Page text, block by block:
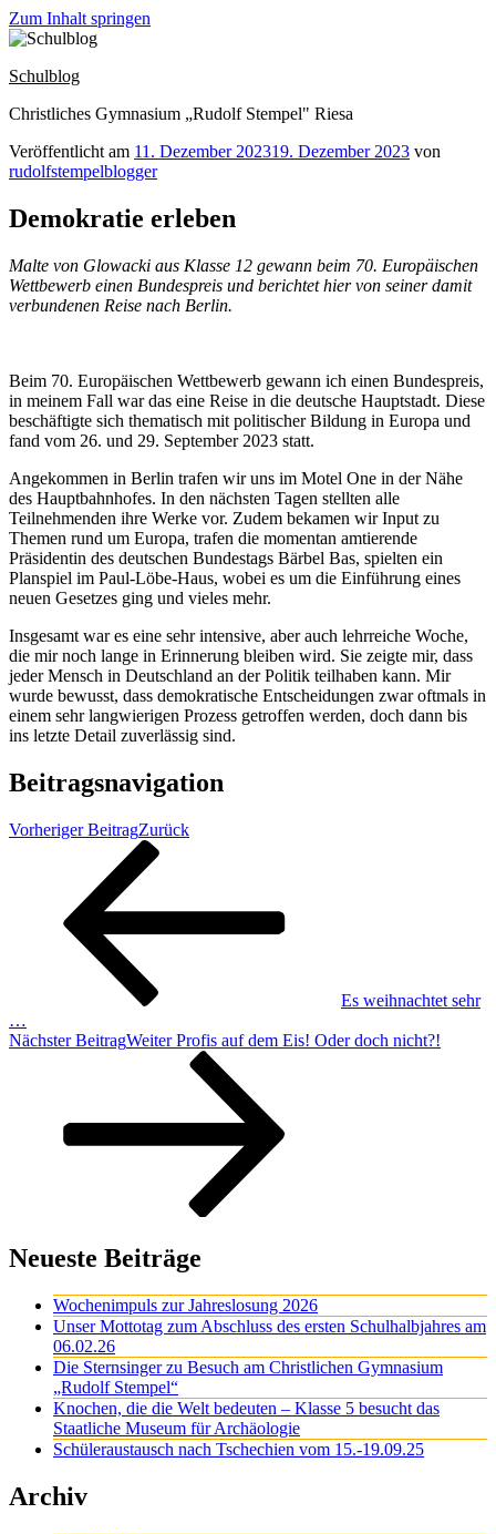
Zum Inhalt springen
Schulblog
Christliches Gymnasium „Rudolf Stempel" Riesa
Veröffentlicht am 11. Dezember 202319. Dezember 2023 von
rudolfstempelblogger
Demokratie erleben
Malte von Glowacki aus Klasse 12 gewann beim 70. Europäischen
Wettbewerb einen Bundespreis und berichtet hier von seiner damit
verbundenen Reise nach Berlin.
Beim 70. Europäischen Wettbewerb gewann ich einen Bundespreis,
in meinem Fall war das eine Reise in die deutsche Hauptstadt. Diese
beschäftigte sich thematisch mit politischer Bildung in Europa und
fand vom 26. und 29. September 2023 statt.
Angekommen in Berlin trafen wir uns im Motel One in der Nähe
des Hauptbahnhofes. In den nächsten Tagen stellten alle
Teilnehmenden ihre Werke vor. Zudem bekamen wir Input zu
Themen rund um Europa, trafen die momentan amtierende
Präsidentin des deutschen Bundestags Bärbel Bas, spielten ein
Planspiel im Paul-Löbe-Haus, wobei es um die Einführung eines
neuen Gesetzes ging und vieles mehr.
Insgesamt war es eine sehr intensive, aber auch lehrreiche Woche,
die mir noch lange in Erinnerung bleiben wird. Sie zeigte mir, dass
jeder Mensch in Deutschland an der Politik teilhaben kann. Mir
wurde bewusst, dass demokratische Entscheidungen zwar oftmals in
einem sehr langwierigen Prozess getroffen werden, doch dann bis
ins letzte Detail zuverlässig sind.
Beitragsnavigation
Vorheriger BeitragZurück
Es weihnachtet sehr
…
Nächster BeitragWeiter Profis auf dem Eis! Oder doch nicht?!
Neueste Beiträge
Wochenimpuls zur Jahreslosung 2026
Unser Mottotag zum Abschluss des ersten Schulhalbjahres am
06.02.26
Die Sternsinger zu Besuch am Christlichen Gymnasium
„Rudolf Stempel“
Knochen, die die Welt bedeuten – Klasse 5 besucht das
Staatliche Museum für Archäologie
Schüleraustausch nach Tschechien vom 15.-19.09.25
Archiv